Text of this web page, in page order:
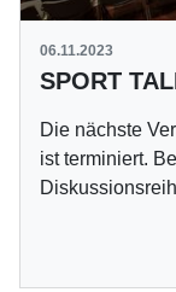
06.11.2023
Die nächste
ist terminiert.